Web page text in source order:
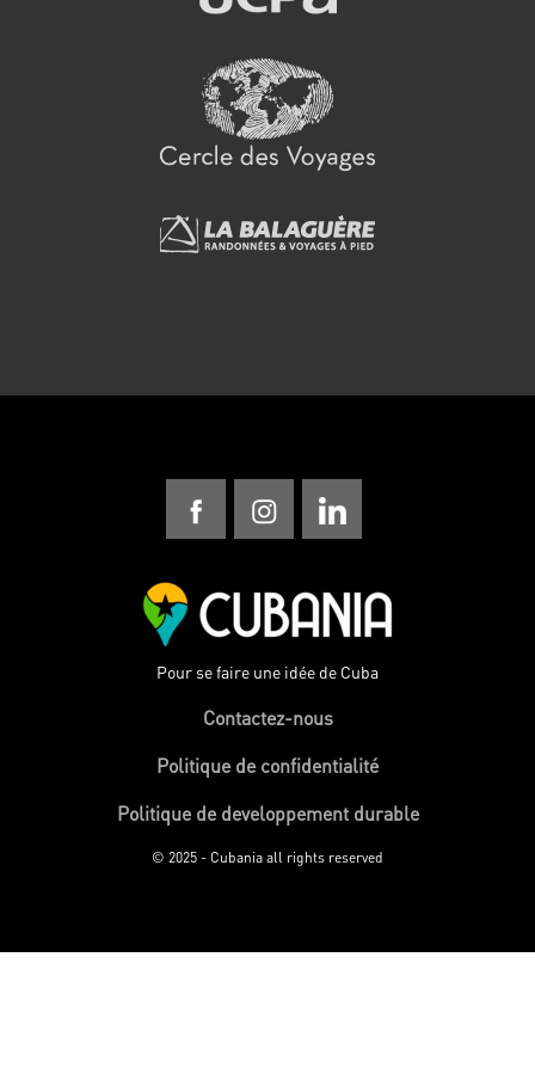
Pour se faire une idée de Cuba
Contactez-nous
Politique de confidentialité
Politique de developpement durable
© 2025 - Cubania all rights reserved